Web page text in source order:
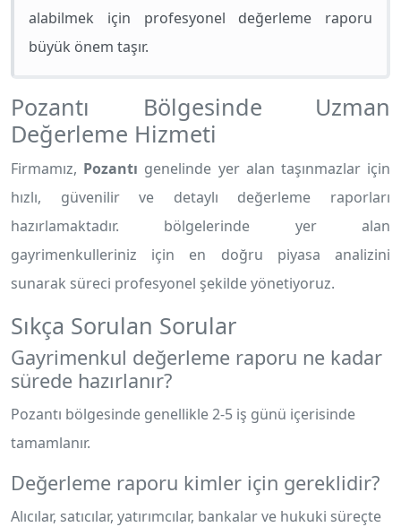
alabilmek için profesyonel değerleme raporu
büyük önem taşır.
Pozantı Bölgesinde Uzman
Değerleme Hizmeti
Firmamız, Pozantı genelinde yer alan taşınmazlar için
hızlı, güvenilir ve detaylı değerleme raporları
hazırlamaktadır. bölgelerinde yer alan
gayrimenkulleriniz için en doğru piyasa analizini
sunarak süreci profesyonel şekilde yönetiyoruz.
Sıkça Sorulan Sorular
Gayrimenkul değerleme raporu ne kadar
sürede hazırlanır?
Pozantı bölgesinde genellikle 2-5 iş günü içerisinde
tamamlanır.
Değerleme raporu kimler için gereklidir?
Alıcılar, satıcılar, yatırımcılar, bankalar ve hukuki süreçte